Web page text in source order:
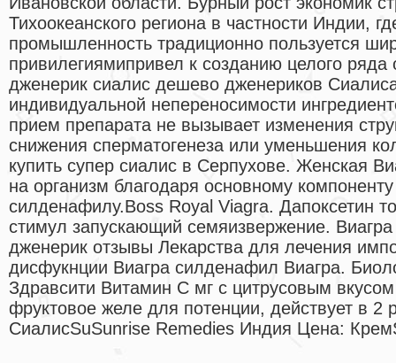
Тихоокеанского региона в частности Индии,
промышленность традиционно пользуется
привилегиямипривел к созданию целого ряда
дженерик сиалис дешево дженериков
индивидуальной непереносимости
прием препарата не вызывает изменения
снижения сперматогенеза или уменьшения
купить супер сиалис в Серпухове. Женская
на организм благодаря основному
силденафилу.Boss Royal Viagra. Дапоксетин
стимул запускающий семяизвержение.
дженерик отзывы Лекарства для лечения
дисфукнции Виагра силденафил Виагра.
Здравсити Витамин С мг с цитрусовым
фруктовое желе для потенции, действует в 2
СиалисSuSunrise Remedies Индия Цена: